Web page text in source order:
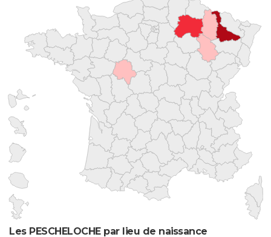
Les PESCHELOCHE par lieu de naissance